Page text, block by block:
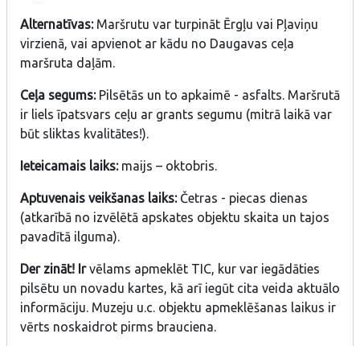
Alternatīvas:Maršrutu var turpināt Ērgļu vai Pļaviņu
virzienā, vai apvienot ar kādu no Daugavas ceļa
maršruta daļām.
Ceļa segums:Pilsētās un to apkaimē - asfalts. Maršrutā
ir liels īpatsvars ceļu ar grants segumu (mitrā laikā var
būt sliktas kvalitātes!).
Ieteicamais laiks:maijs – oktobris.
Aptuvenais veikšanas laiks: Četras - piecas dienas
(atkarībā no izvēlētā apskates objektu skaita un tajos
pavadītā ilguma).
Der zināt! Irvēlams apmeklēt TIC, kur var iegādāties
pilsētu un novadu kartes, kā arī iegūt cita veida aktuālo
informāciju. Muzeju u.c. objektu apmeklēšanas laikus ir
vērts noskaidrot pirms brauciena.